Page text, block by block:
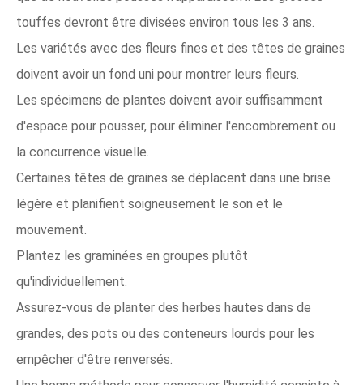
touffes devront être divisées environ tous les 3 ans.
Les variétés avec des fleurs fines et des têtes de graines
doivent avoir un fond uni pour montrer leurs fleurs.
Les spécimens de plantes doivent avoir suffisamment
d'espace pour pousser, pour éliminer l'encombrement ou
la concurrence visuelle.
Certaines têtes de graines se déplacent dans une brise
légère et planifient soigneusement le son et le
mouvement.
Plantez les graminées en groupes plutôt
qu'individuellement.
Assurez-vous de planter des herbes hautes dans de
grandes, des pots ou des conteneurs lourds pour les
empêcher d'être renversés.